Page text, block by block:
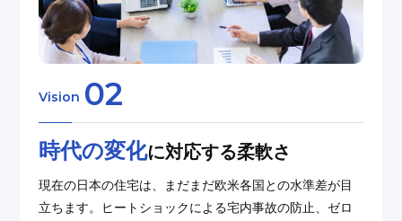
Vision 02
時代の変化に対応する柔軟さ
現在の日本の住宅は、まだまだ欧米各国との水準差が目
立ちます。ヒートショックによる宅内事故の防止、ゼロ